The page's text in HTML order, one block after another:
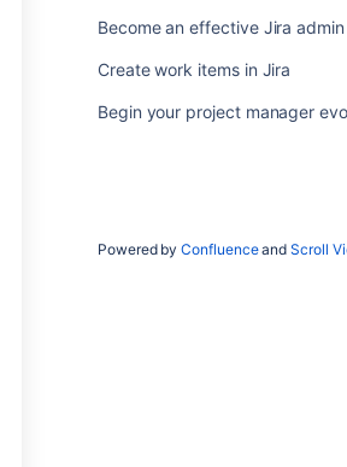
Become an effective Jira admin
Create work items in Jira
Begin your project manager
Powered byConfluenceandScroll